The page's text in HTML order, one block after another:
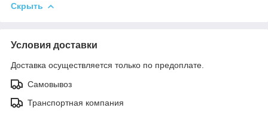
Скрыть
Условия доставки
Доставка осуществляется только по предоплате.
Самовывоз
Транспортная компания